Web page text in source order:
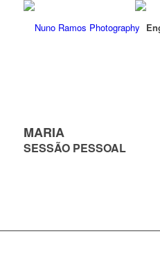
MARIA
SESSÃO PESSOAL